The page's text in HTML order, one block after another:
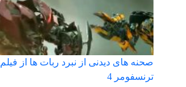
صحنه های دیدنی از نبرد ربات ها از فیلم
ترنسفومر 4